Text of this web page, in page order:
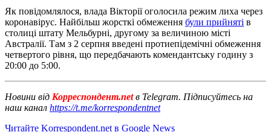
Як повідомлялося, влада Вікторії оголосила режим лиха через
коронавірус. Найбільш жорсткі обмеження були прийняті в
столиці штату Мельбурні, другому за величиною місті
Австралії. Там з 2 серпня введені протиепідемічні обмеження
четвертого рівня, що передбачають комендантську годину з
20:00 до 5:00.
Новини від Корреспондент.netв Telegram. Підписуйтесь на
наш канал https://t.me/korrespondentnet
Читайте Korrespondent.net в Google News